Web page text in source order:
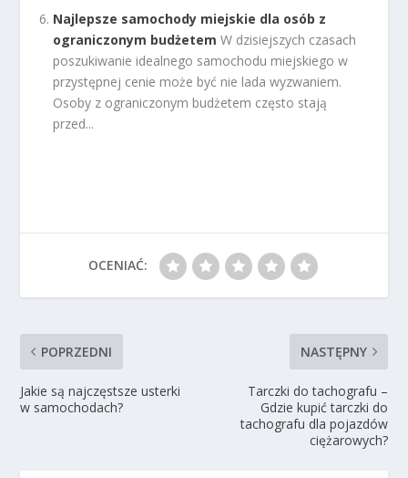
Najlepsze samochody miejskie dla osób z
ograniczonym budżetem W dzisiejszych czasach
poszukiwanie idealnego samochodu miejskiego w
przystępnej cenie może być nie lada wyzwaniem.
Osoby z ograniczonym budżetem często stają
przed...
OCENIAĆ:
POPRZEDNI
Jakie są najczęstsze usterki
w samochodach?
NASTĘPNY
Tarczki do tachografu –
Gdzie kupić tarczki do
tachografu dla pojazdów
ciężarowych?